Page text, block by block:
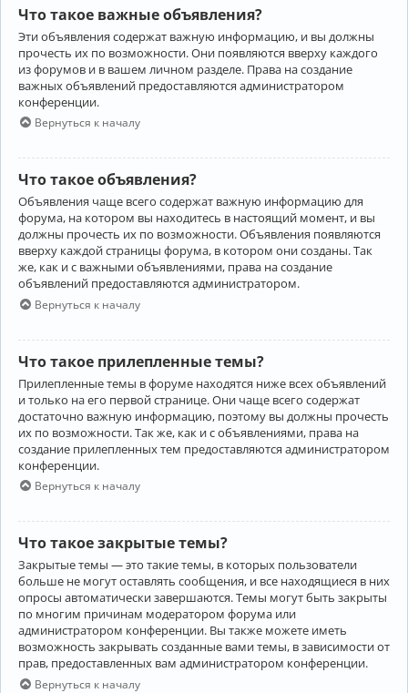
Что такое важные объявления?
Эти объявления содержат важную информацию, и вы должны
прочесть их по возможности. Они появляются вверху каждого
из форумов и в вашем личном разделе. Права на создание
важных объявлений предоставляются администратором
конференции.
Вернуться к началу
Что такое объявления?
Объявления чаще всего содержат важную информацию для
форума, на котором вы находитесь в настоящий момент, и вы
должны прочесть их по возможности. Объявления появляются
вверху каждой страницы форума, в котором они созданы. Так
же, как и с важными объявлениями, права на создание
объявлений предоставляются администратором.
Вернуться к началу
Что такое прилепленные темы?
Прилепленные темы в форуме находятся ниже всех объявлений
и только на его первой странице. Они чаще всего содержат
достаточно важную информацию, поэтому вы должны прочесть
их по возможности. Так же, как и с объявлениями, права на
создание прилепленных тем предоставляются администратором
конференции.
Вернуться к началу
Что такое закрытые темы?
Закрытые темы — это такие темы, в которых пользователи
больше не могут оставлять сообщения, и все находящиеся в них
опросы автоматически завершаются. Темы могут быть закрыты
по многим причинам модератором форума или
администратором конференции. Вы также можете иметь
возможность закрывать созданные вами темы, в зависимости от
прав, предоставленных вам администратором конференции.
Вернуться к началу